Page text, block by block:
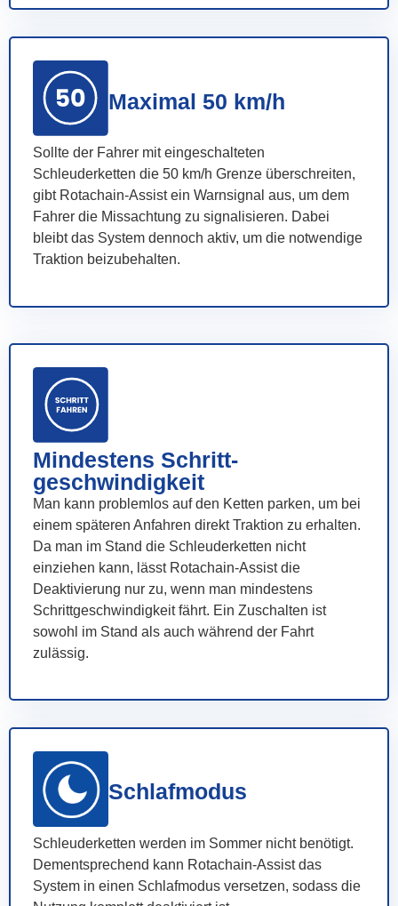
Maximal 50 km/h
Sollte der Fahrer mit eingeschalteten
Schleuderketten die 50 km/h Grenze überschreiten,
gibt Rotachain-Assist ein Warnsignal aus, um dem
Fahrer die Missachtung zu signalisieren. Dabei
bleibt das System dennoch aktiv, um die notwendige
Traktion beizubehalten.
Mindestens Schritt-
geschwindigkeit
Man kann problemlos auf den Ketten parken, um bei
einem späteren Anfahren direkt Traktion zu erhalten.
Da man im Stand die Schleuderketten nicht
einziehen kann, lässt Rotachain-Assist die
Deaktivierung nur zu, wenn man mindestens
Schrittgeschwindigkeit fährt. Ein Zuschalten ist
sowohl im Stand als auch während der Fahrt
zulässig.
Schlafmodus
Schleuderketten werden im Sommer nicht benötigt.
Dementsprechend kann Rotachain-Assist das
System in einen Schlafmodus versetzen, sodass die